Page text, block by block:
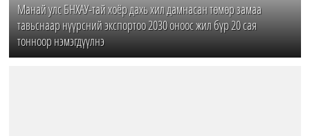
Манай улс БНХАУ-тай хоёр дахь хил дамнасан төмөр замаа
тавьснаар нүүрсний экспортоо 2030 оноос жил бүр 20 сая
тонноор нэмэгдүүлнэ